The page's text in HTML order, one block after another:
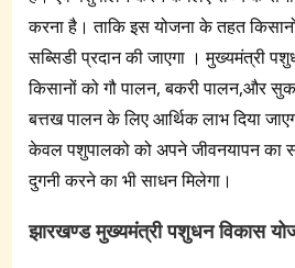
करना है। ताकि इस योजना के तहत
सब्सिडी प्रदान की जाएगा । मुख्यमंत्री
किसानों को गौ पालन, बकरी पालन,और
बत्तख पालन के लिए आर्थिक लाभ दिया
केवल पशुपालको को अपने जीवनयापन का
दुगनी करने का भी साधन मिलेगा।
झारखण्ड मुख्यमंत्री पशुधन विकास